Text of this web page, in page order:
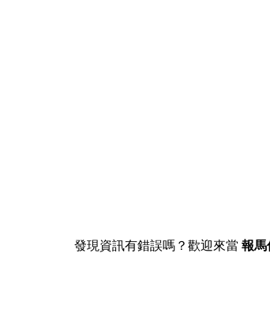
發現資訊有錯誤嗎？歡迎來當報馬